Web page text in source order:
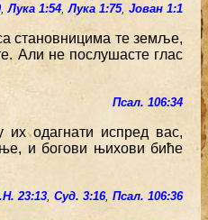
,Лука 1:54,Лука 1:75, Јован 1:1
становницима те земље,
Али не послушасте глас
Псал. 106:34
одагнати испред вас,
и богови њихови биће
23:13, Суд. 3:16, Псал. 106:36